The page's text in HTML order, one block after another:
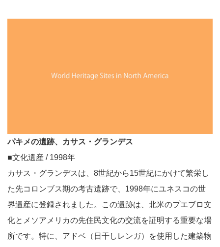
パキメの遺跡、カサス・グランデス
■文化遺産 / 1998年
カサス・グランデスは、8世紀から15世紀にかけて繁栄し
た先コロンブス期の考古遺跡で、1998年にユネスコの世
界遺産に登録されました。この遺跡は、北米のプエブロ文
化とメソアメリカの先住民文化の交流を証明する重要な場
所です。特に、アドベ（日干しレンガ）を使用した建築物